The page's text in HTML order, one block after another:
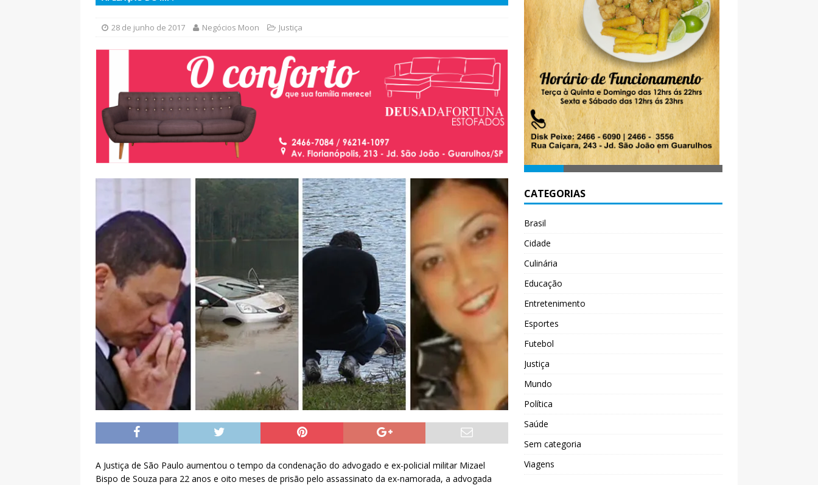
28 de junho de 2017 Negócios Moon Justiça
A Justiça de São Paulo aumentou o tempo da condenação do advogado e ex-policial militar Mizael
Bispo de Souza para 22 anos e oito meses de prisão pelo assassinato da ex-namorada, a advogada
CATEGORIAS
Brasil
Cidade
Culinária
Educação
Entretenimento
Esportes
Futebol
Justiça
Mundo
Política
Saúde
Sem categoria
Viagens